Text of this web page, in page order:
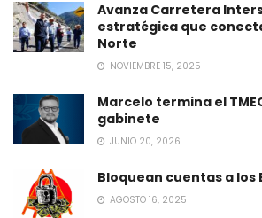
Avanza Carretera
estratégica que
Norte
NOVIEMBRE 15, 2025
Marcelo termina el
gabinete
JUNIO 20, 2026
Bloquean cuentas a
AGOSTO 16, 2025